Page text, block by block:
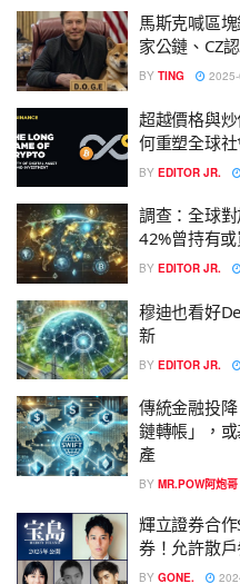
馬斯克喊區
家公鏈、CZ
BY TING
超越價格與
何重塑全球
BY EDITOR JR.
調查：全球
42%曾持有
BY EDITOR JR.
穆迪也看好
新
BY EDITOR JR.
傳統金融投
鏈轉帳」，
產
BY MR.POW阿炮哥
輝立證券合
券！允許散戶
BY GONE.